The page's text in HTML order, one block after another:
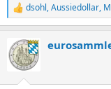
R
e
k
t
i
dsohl,Aussiedollar,